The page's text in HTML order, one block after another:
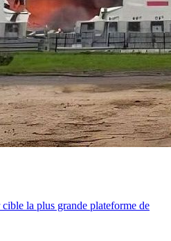
la plus grande plateforme de